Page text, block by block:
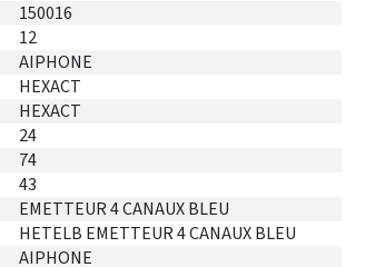
150016
12
AIPHONE
HEXACT
HEXACT
24
74
43
EMETTEUR 4 CANAUX BLEU
HETELB EMETTEUR 4 CANAUX BLEU
AIPHONE